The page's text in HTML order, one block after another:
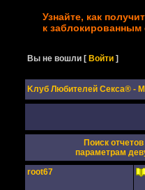
Узнайте, как
к заблокированным
Вы не вошли [Войти ]
Kлуб Любителей Секса® -
Поиск
параметрам
root67